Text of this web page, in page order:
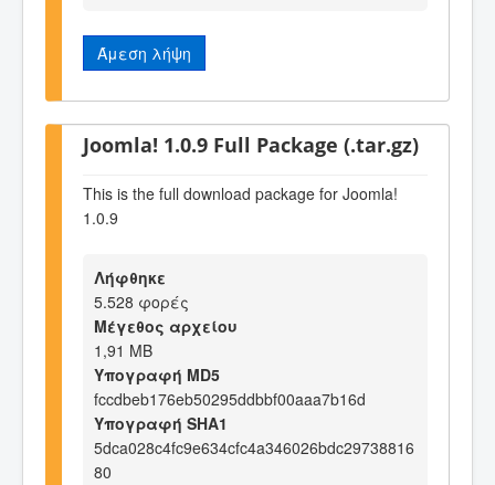
Άμεση λήψη
Joomla! 1.0.9 Full Package (.tar.gz)
This is the full download package for Joomla!
1.0.9
Λήφθηκε
5.528 φορές
Μέγεθος αρχείου
1,91 MB
Υπογραφή MD5
fccdbeb176eb50295ddbbf00aaa7b16d
Υπογραφή SHA1
5dca028c4fc9e634cfc4a346026bdc29738816
80